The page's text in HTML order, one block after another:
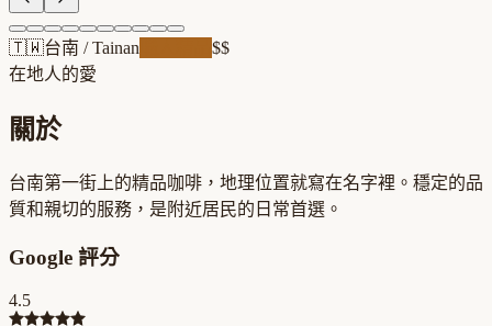
🇹🇼台南 /Tainan
$$
在地人的愛
關於
台南第一街上的精品咖啡，地理位置就寫在名字裡。穩定的品
質和親切的服務，是附近居民的日常首選。
Google 評分
4.5